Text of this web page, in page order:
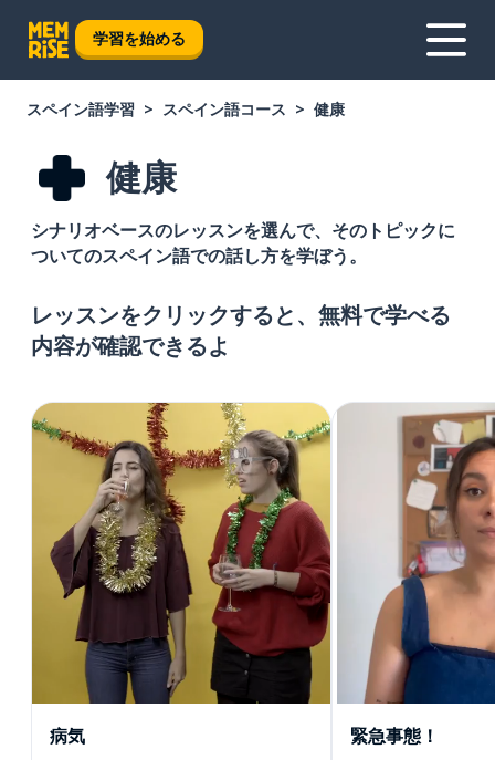
学習を始める
スペイン語学習 スペイン語コース 健康
健康
シナリオベースのレッスンを選んで、そのトピックに
ついてのスペイン語での話し方を学ぼう。
レッスンをクリックすると、無料で学べる
内容が確認できるよ
病気 緊急事態！